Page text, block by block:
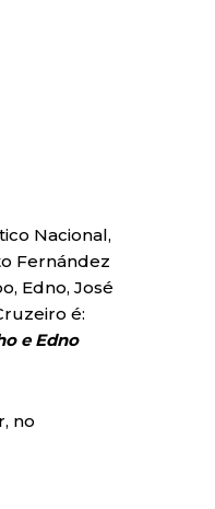
Nacional,
Fernández
Edno, José
é:
e Edno
no